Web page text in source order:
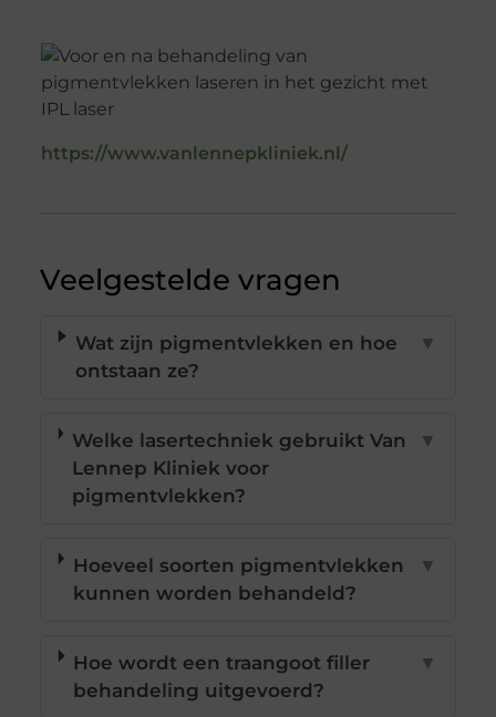
https://www.vanlennepkliniek.nl/
Veelgestelde vragen
Wat zijn pigmentvlekken en hoe
ontstaan ze?
▼
Welke lasertechniek gebruikt Van
Lennep Kliniek voor
pigmentvlekken?
▼
Hoeveel soorten pigmentvlekken
kunnen worden behandeld?
▼
Hoe wordt een traangoot filler
behandeling uitgevoerd?
▼